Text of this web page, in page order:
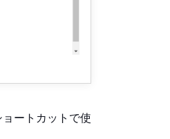
ートカットで使